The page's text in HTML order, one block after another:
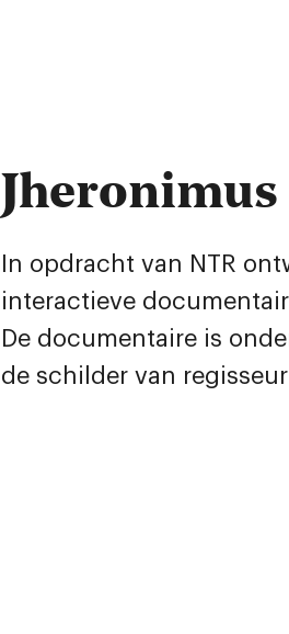
Jheronimus
In opdracht van NTR
interactieve
De documentaire is
de schilder van